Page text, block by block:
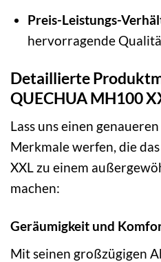
Preis-Leistungs-
hervorragende
Detaillierte
QUECHUA MH100
Lass uns einen
Merkmale werfen, die
XXL zu einem
machen:
Geräumigkeit und
Mit seinen großzügigen